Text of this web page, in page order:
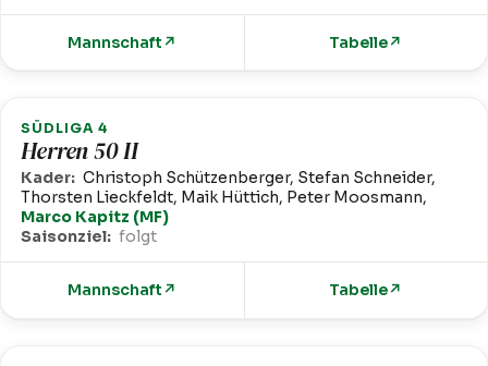
Mannschaft ↗ Tabelle↗
SÜDLIGA 4
Herren 50 II
Kader: Christoph Schützenberger, Stefan Schneider,
Thorsten Lieckfeldt, Maik Hüttich, Peter Moosmann,
Marco Kapitz (MF)
Saisonziel: folgt
Mannschaft ↗ Tabelle↗